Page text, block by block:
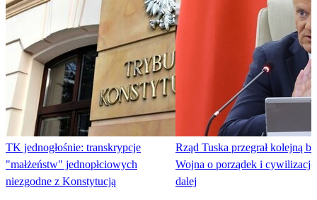
TK jednogłośnie: transkrypcje
"małżeństw" jednopłciowych
niezgodne z Konstytucją
Rząd Tuska przegrał kolejną
Wojna o porządek i
dalej